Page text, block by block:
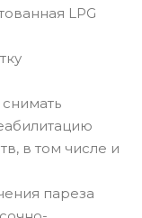
LPG
в том числе и
пареза